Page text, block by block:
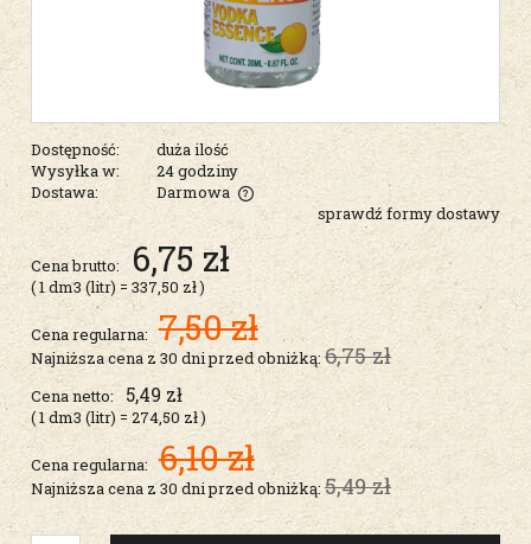
Dostępność:
duża ilość
Wysyłka w:
24 godziny
Dostawa:
Darmowa
Cena nie zawiera ewentualnych kosztów płatności
sprawdź formy dostawy
Cena brutto: 6,75 zł
( 1dm3 (litr) = 337,50 zł)
Cena regularna: 7,50 zł
Najniższa cena z 30 dni przed obniżką: 6,75 zł
Cena netto: 5,49 zł
( 1dm3 (litr) = 274,50 zł)
Cena regularna: 6,10 zł
Najniższa cena z 30 dni przed obniżką: 5,49 zł